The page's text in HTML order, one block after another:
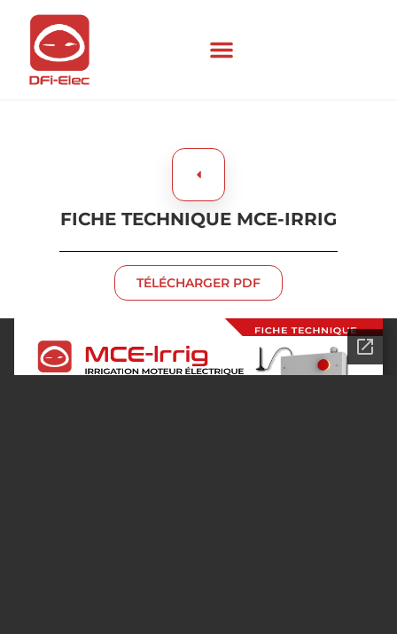
FICHE TECHNIQUE MCE-IRRIG
TÉLÉCHARGER PDF